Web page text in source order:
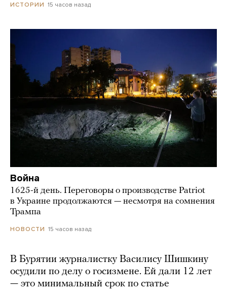
ИСТОРИИ 15 часов назад
Война
1625-й день. Переговоры о производстве Patriot
в Украине продолжаются — несмотря на сомнения
Трампа
НОВОСТИ 15 часов назад
В Бурятии журналистку Василису Шишкину
осудили по делу о госизмене. Ей дали 12 лет
— это минимальный срок по статье